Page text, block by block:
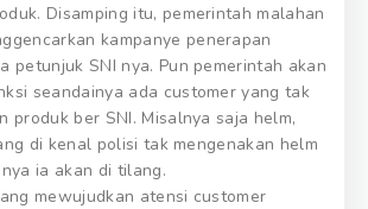
Disamping itu, pemerintah malahan
kampanye penerapan
petunjuk SNI nya. Pun pemerintah akan
seandainya ada customer yang tak
produk ber SNI. Misalnya saja helm,
di kenal polisi tak mengenakan helm
ia akan di tilang.
mewujudkan atensi customer